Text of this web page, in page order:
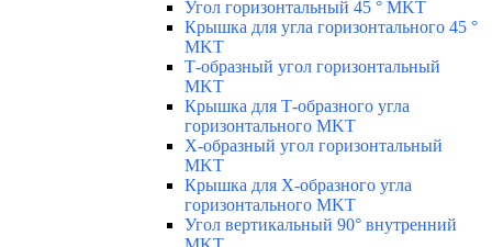
Угол горизонтальный 45 ° MKT
Крышка для угла горизонтального 45 °
MKT
Т-образный угол горизонтальный
MKT
Крышка для Т-образного угла
горизонтального MKT
Х-образный угол горизонтальный
MKT
Крышка для Х-образного угла
горизонтального MKT
Угол вертикальный 90° внутренний